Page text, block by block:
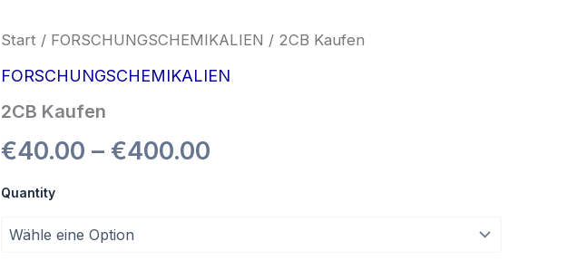
Start / FORSCHUNGSCHEMIKALIEN / 2CB Kaufen
FORSCHUNGSCHEMIKALIEN
2CB Kaufen
€40.00 – €400.00
Quantity